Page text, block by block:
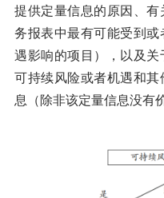
提供定量信息的原因、
务报表中最有可能受到
遇影响的项目），以及
可持续风险或者机遇和
息（除非该定量信息没有